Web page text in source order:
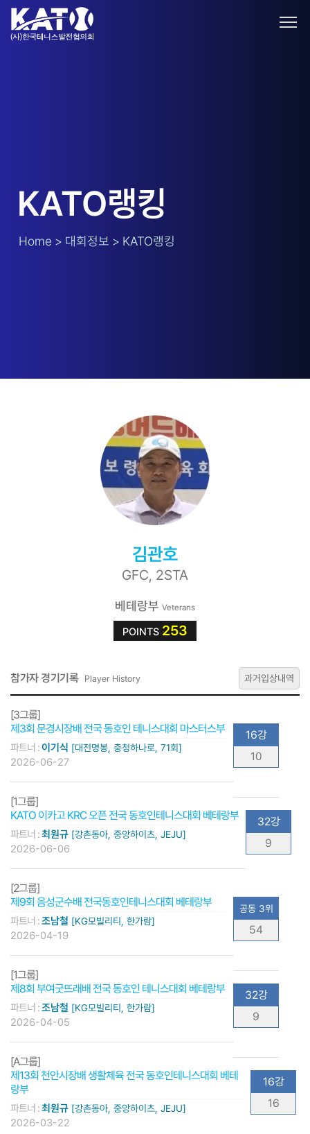
KATO랭킹
Home > 대회정보 > KATO랭킹
김관호
GFC, 2STA
베테랑부 Veterans
POINTS 253
참가자 경기기록 Player History 과거입상내역
[3그룹]
제3회 문경시장배 전국 동호인 테니스대회 마스터스부
파트너 :이기식 [대전명봉, 충청하나로, 71회]
2026-06-27
16강
10
[1그룹]
KATO 이카고 KRC 오픈 전국 동호인테니스대회 베테랑부
파트너 :최원규 [강촌동아, 중앙하이츠, JEJU]
2026-06-06
32강
9
[2그룹]
제9회 음성군수배 전국동호인테니스대회 베테랑부
파트너 :조남철 [KG모빌리티, 한가람]
2026-04-19
공동 3위
54
[1그룹]
제8회 부여굿뜨래배 전국 동호인 테니스대회 베테랑부
파트너 :조남철 [KG모빌리티, 한가람]
2026-04-05
32강
9
[A그룹]
제13회 천안시장배 생활체육 전국 동호인테니스대회 베테
랑부
파트너 :최원규 [강촌동아, 중앙하이츠, JEJU]
2026-03-22
16강
16